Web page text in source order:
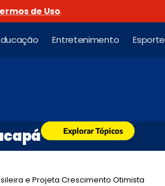
de Uso.
Entretenimento Esporte
Explorar Tópicos
e Projeta Crescimento Otimista